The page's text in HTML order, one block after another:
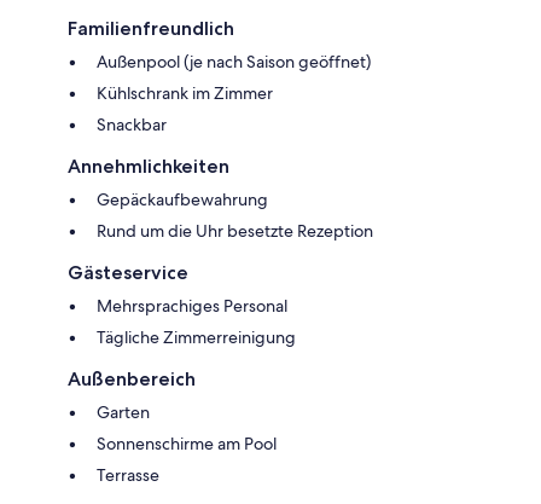
Familienfreundlich
Außenpool (je nach Saison geöffnet)
Kühlschrank im Zimmer
Snackbar
Annehmlichkeiten
Gepäckaufbewahrung
Rund um die Uhr besetzte Rezeption
Gästeservice
Mehrsprachiges Personal
Tägliche Zimmerreinigung
Außenbereich
Garten
Sonnenschirme am Pool
Terrasse